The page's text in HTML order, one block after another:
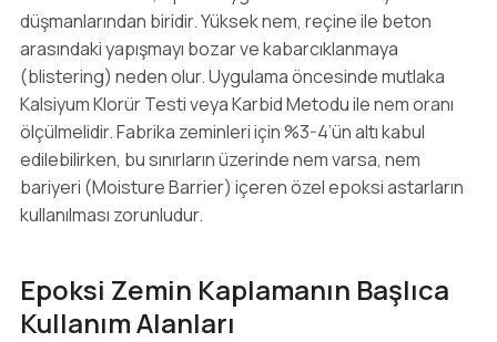
düşmanlarından biridir. Yüksek nem, reçine ile beton
arasındaki yapışmayı bozar ve kabarcıklanmaya
(blistering) neden olur. Uygulama öncesinde mutlaka
Kalsiyum Klorür Testi veya Karbid Metodu ile nem oranı
ölçülmelidir. Fabrika zeminleri için %3-4’ün altı kabul
edilebilirken, bu sınırların üzerinde nem varsa, nem
bariyeri (Moisture Barrier) içeren özel epoksi astarların
kullanılması zorunludur.
Epoksi Zemin Kaplamanın Başlıca
Kullanım Alanları